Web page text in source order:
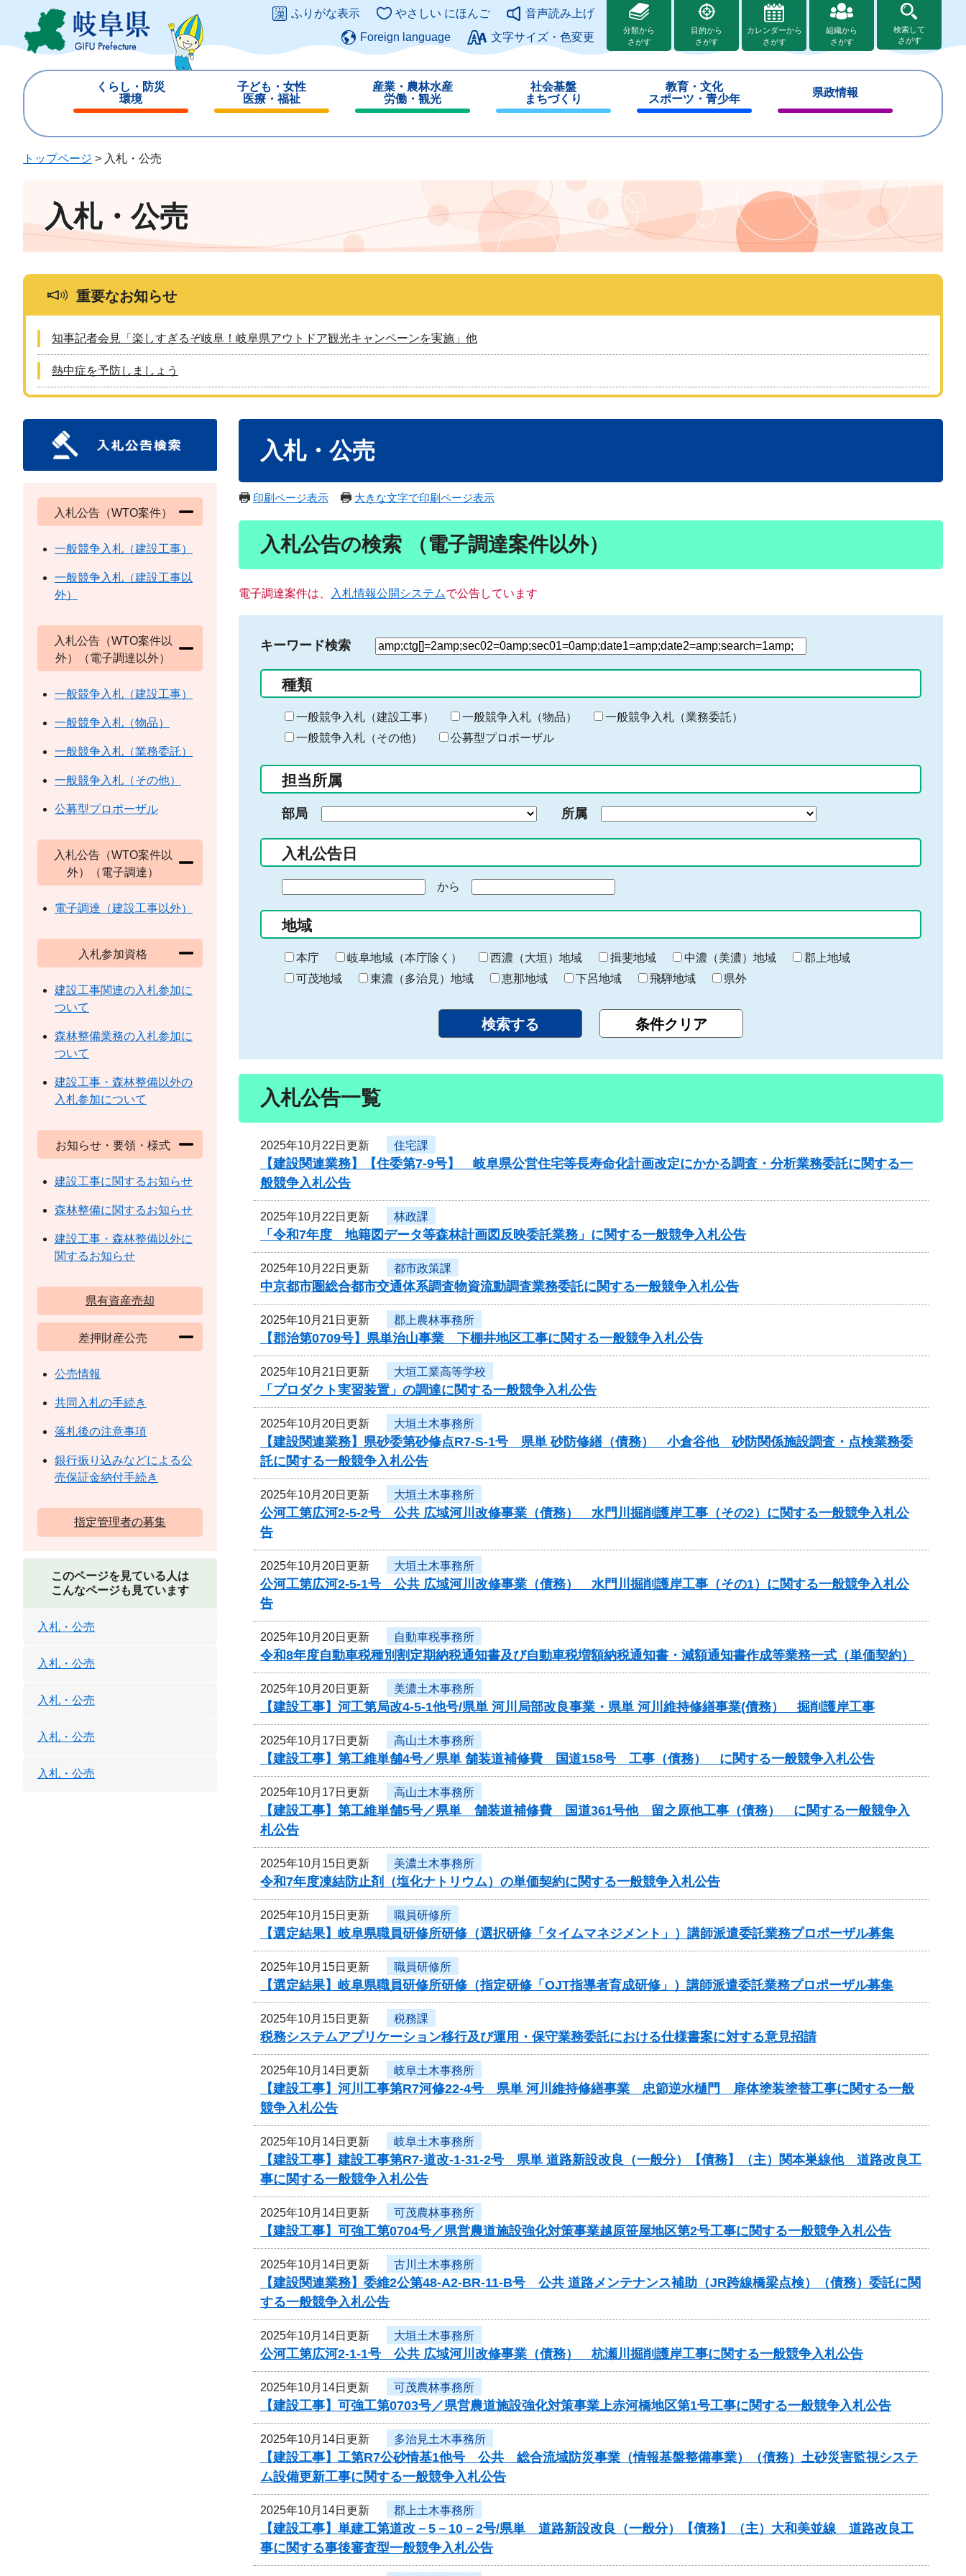
ジ
ュ
このページの本文へ
ふりがな表示 やさしい にほんご
音声読み上げ
Foreign language
文字サイズ・色変更
分類から
さがす
目的から
さがす
カレンダーから
さがす
組織から
さがす
検索して
さがす
くらし・防災
環境
じ
子ども・女性
医療・福祉
じ
産業・農林水産
労働・観光
じ
社会基盤
まちづくり
じ
教育・文化
スポーツ・青少年
じ
県政情報
じ
トップページ > 入札・公売
入札・公売
重要なお知らせ
知事記者会見「楽しすぎるぞ岐阜！岐阜県アウトドア観光キャンペーンを実施」他
熱中症を予防しましょう
入札・公売
印刷ページ表示 大きな文字で印刷ページ表示
入札公告の検索 （電子調達案件以外）
電子調達案件は、 入札情報公開システムで公告しています
キーワード検索
検
る
キ
ー
ー
入
力
種類
一般競争入札（建設工事） 一般競争入札（物品）
一般競争入札（業務委託）
一般競争入札（その他）
公募型プロポーザル
担当所属
部局 所属
入札公告日
の
始
ま
り
から
終
わ
り
地域
本庁 岐阜地域（本庁除く） 西濃（大垣）地域 揖斐地域 中濃（美濃）地域
郡上地域
可茂地域
東濃（多治見）地域 恵那地域 下呂地域 飛騨地域 県外
入札公告一覧
2025年10月22日更新 住宅課
【建設関連業務】【住委第7-9号】 岐阜県公営住宅等長寿命化計画改定にかかる調査・分析業務委託に関する一
般競争入札公告
2025年10月22日更新 林政課
「令和7年度 地籍図データ等森林計画図反映委託業務」に関する一般競争入札公告
2025年10月22日更新 都市政策課
中京都市圏総合都市交通体系調査物資流動調査業務委託に関する一般競争入札公告
2025年10月21日更新 郡上農林事務所
【郡治第0709号】県単治山事業 下棚井地区工事に関する一般競争入札公告
2025年10月21日更新 大垣工業高等学校
「プロダクト実習装置」の調達に関する一般競争入札公告
2025年10月20日更新 大垣土木事務所
【建設関連業務】県砂委第砂修点R7-S-1号 県単 砂防修繕（債務） 小倉谷他 砂防関係施設調査・点検業務委
託に関する一般競争入札公告
2025年10月20日更新 大垣土木事務所
公河工第広河2-5-2号 公共 広域河川改修事業（債務） 水門川掘削護岸工事（その2）に関する一般競争入札公
告
2025年10月20日更新 大垣土木事務所
公河工第広河2-5-1号 公共 広域河川改修事業（債務） 水門川掘削護岸工事（その1）に関する一般競争入札公
告
2025年10月20日更新 自動車税事務所
令和8年度自動車税種別割定期納税通知書及び自動車税増額納税通知書・減額通知書作成等業務一式（単価契約）
2025年10月20日更新 美濃土木事務所
【建設工事】河工第局改4-5-1他号/県単 河川局部改良事業・県単 河川維持修繕事業(債務） 掘削護岸工事
2025年10月17日更新 高山土木事務所
【建設工事】第工維単舗4号／県単 舗装道補修費 国道158号 工事（債務） に関する一般競争入札公告
2025年10月17日更新 高山土木事務所
【建設工事】第工維単舗5号／県単 舗装道補修費 国道361号他 留之原他工事（債務） に関する一般競争入
札公告
2025年10月15日更新 美濃土木事務所
令和7年度凍結防止剤（塩化ナトリウム）の単価契約に関する一般競争入札公告
2025年10月15日更新 職員研修所
【選定結果】岐阜県職員研修所研修（選択研修「タイムマネジメント」）講師派遣委託業務プロポーザル募集
2025年10月15日更新 職員研修所
【選定結果】岐阜県職員研修所研修（指定研修「OJT指導者育成研修」）講師派遣委託業務プロポーザル募集
2025年10月15日更新 税務課
税務システムアプリケーション移行及び運用・保守業務委託における仕様書案に対する意見招請
2025年10月14日更新 岐阜土木事務所
【建設工事】河川工事第R7河修22-4号 県単 河川維持修繕事業 忠節逆水樋門 扉体塗装塗替工事に関する一般
競争入札公告
2025年10月14日更新 岐阜土木事務所
【建設工事】建設工事第R7-道改-1-31-2号 県単 道路新設改良（一般分）【債務】（主）関本巣線他 道路改良工
事に関する一般競争入札公告
2025年10月14日更新 可茂農林事務所
【建設工事】可強工第0704号／県営農道施設強化対策事業越原笹屋地区第2号工事に関する一般競争入札公告
2025年10月14日更新 古川土木事務所
【建設関連業務】委維2公第48-A2-BR-11-B号 公共 道路メンテナンス補助（JR跨線橋梁点検）（債務）委託に関
する一般競争入札公告
2025年10月14日更新 大垣土木事務所
公河工第広河2-1-1号 公共 広域河川改修事業（債務） 杭瀬川掘削護岸工事に関する一般競争入札公告
2025年10月14日更新 可茂農林事務所
【建設工事】可強工第0703号／県営農道施設強化対策事業上赤河橋地区第1号工事に関する一般競争入札公告
2025年10月14日更新 多治見土木事務所
【建設工事】工第R7公砂情基1他号 公共 総合流域防災事業（情報基盤整備事業）（債務）土砂災害監視システ
ム設備更新工事に関する一般競争入札公告
2025年10月14日更新 郡上土木事務所
【建設工事】単建工第道改－5－10－2号/県単 道路新設改良（一般分）【債務】（主）大和美並線 道路改良工
事に関する事後審査型一般競争入札公告
入札公告（WTO案件）
一般競争入札（建設工事）
一般競争入札（建設工事以
外）
入札公告（WTO案件以
外）（電子調達以外）
一般競争入札（建設工事）
一般競争入札（物品）
一般競争入札（業務委託）
一般競争入札（その他）
公募型プロポーザル
入札公告（WTO案件以
外）（電子調達）
電子調達（建設工事以外）
入札参加資格
建設工事関連の入札参加に
ついて
森林整備業務の入札参加に
ついて
建設工事・森林整備以外の
入札参加について
お知らせ・要領・様式
建設工事に関するお知らせ
森林整備に関するお知らせ
建設工事・森林整備以外に
関するお知らせ
県有資産売却
差押財産公売
公売情報
共同入札の手続き
落札後の注意事項
銀行振り込みなどによる公
売保証金納付手続き
指定管理者の募集
このページを見ている人は
こんなページも見ています
入札・公売
入札・公売
入札・公売
入札・公売
入札・公売